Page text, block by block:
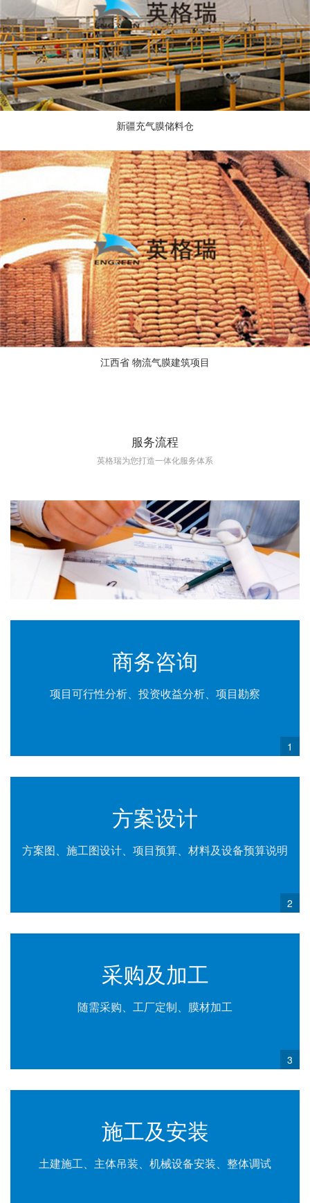
气压、温度、
湿度、新风
量、照度等，
皆可按需控
制，提供舒适
宜人的室内环
膜十分适合于
各种体育场馆
的建设。
新疆充气膜储料仓
江西省 物流气膜建筑项目
服务流程
英格瑞为您打造一体化服务体系
商务咨询
项目可行性分析、投资收益分析、项目勘察
1
方案设计
方案图、施工图设计、项目预算、材料及设备预算说明
2
采购及加工
随需采购、工厂定制、膜材加工
3
施工及安装
土建施工、主体吊装、机械设备安装、整体调试